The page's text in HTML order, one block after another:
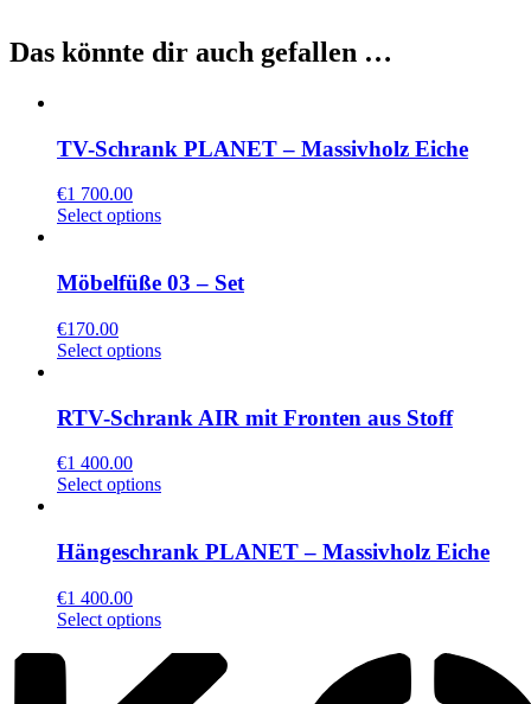
Das könnte dir auch gefallen …
TV-Schrank PLANET – Massivholz Eiche
€1 700.00
Select options
Möbelfüße 03 – Set
€170.00
Select options
RTV-Schrank AIR mit Fronten aus Stoff
€1 400.00
Select options
Hängeschrank PLANET – Massivholz Eiche
€1 400.00
Select options